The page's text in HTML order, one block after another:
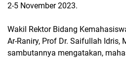
2-5 November 2023.
Wakil Rektor Bidang
Ar-Raniry, Prof Dr. Saifullah Idris,
sambutannya mengatakan,